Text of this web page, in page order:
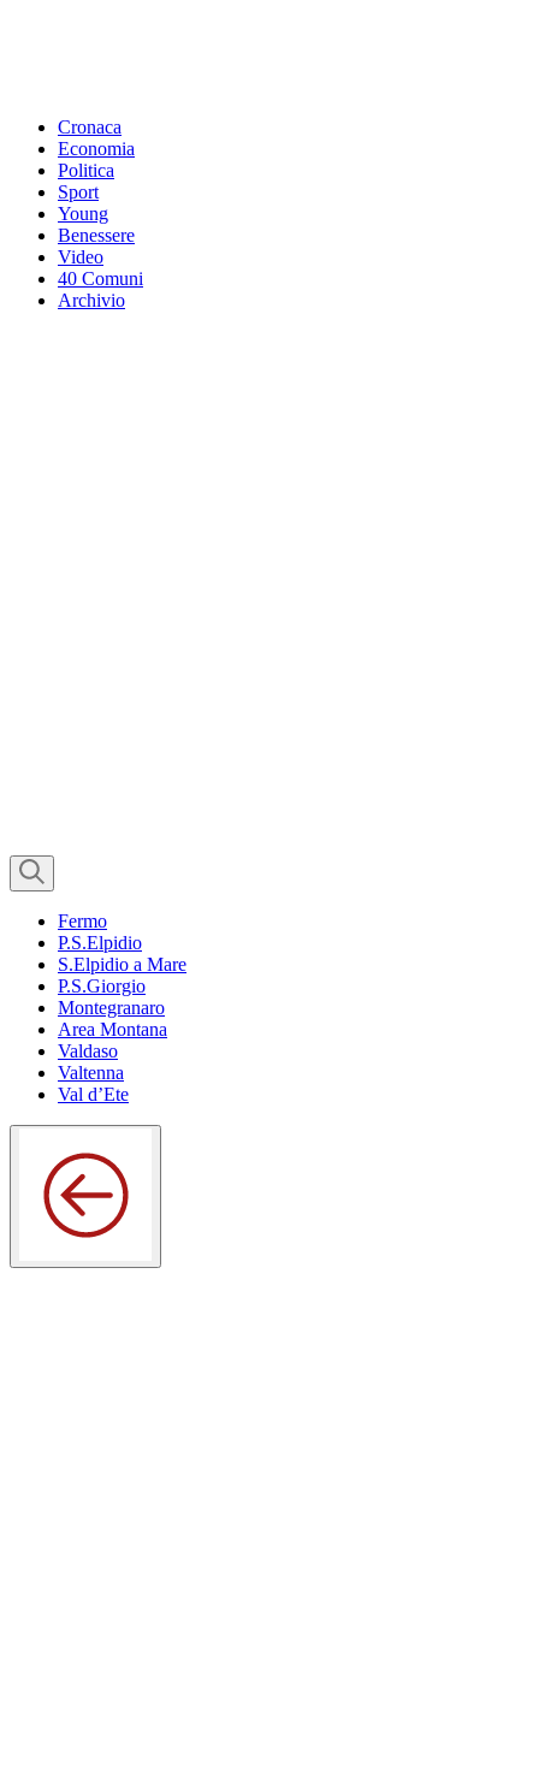
Cronaca
Economia
Politica
Sport
Young
Benessere
Video
40 Comuni
Archivio
Fermo
P.S.Elpidio
S.Elpidio a Mare
P.S.Giorgio
Montegranaro
Area Montana
Valdaso
Valtenna
Val d’Ete